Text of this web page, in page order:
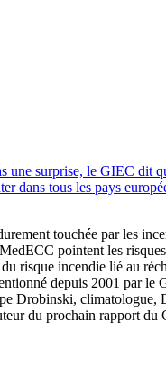
une surprise, le GIEC dit
dans tous les pays
touchée par les
pointent les
risque incendie lié au
depuis 2001 par le
Drobinski, climatologue,
du prochain rapport du